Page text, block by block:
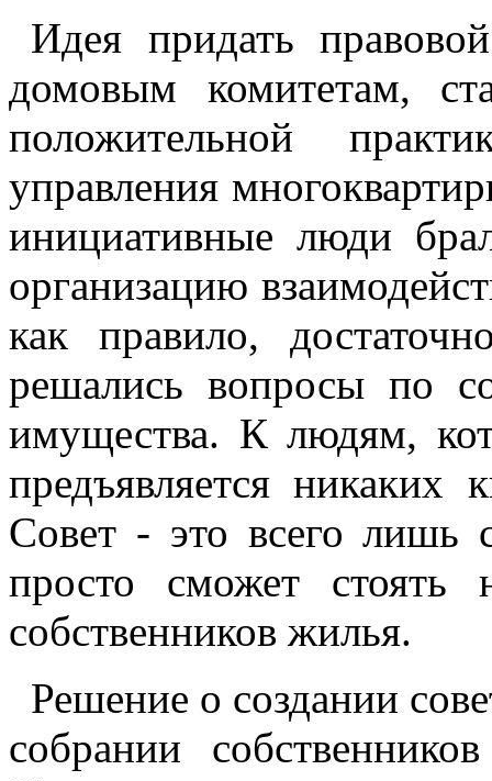
Идея придать
домовым комитетам,
положительной
управления
инициативные люди
организацию
как правило,
решались вопросы по
имущества. К людям,
предъявляется никаких
Совет - это всего лишь
просто сможет стоять
собственников жилья.
Решение о создании
собрании